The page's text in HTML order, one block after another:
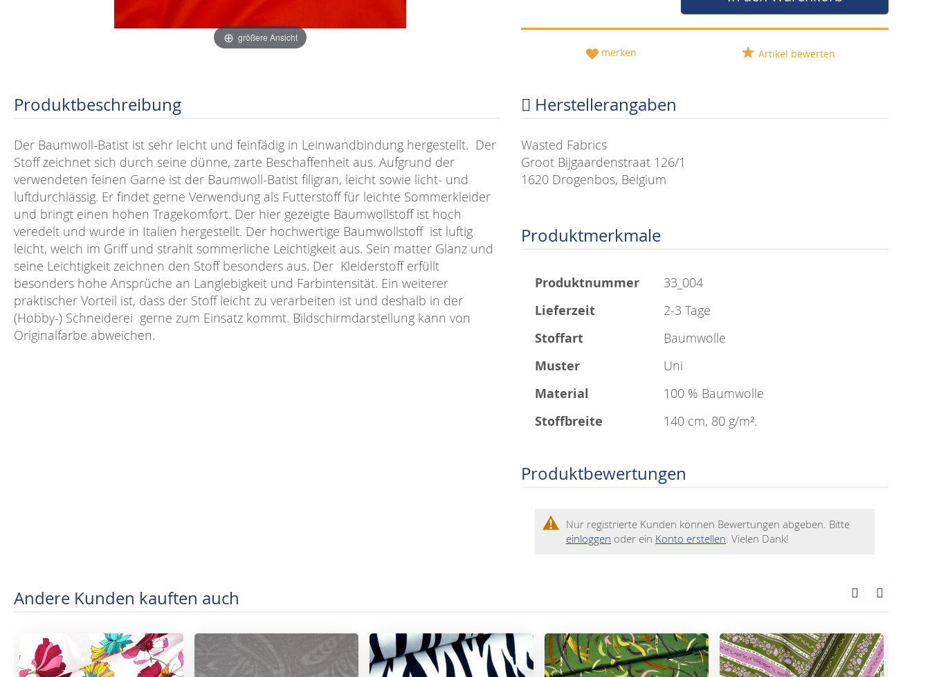
größere Ansicht
merken Artikel bewerten
Produktbeschreibung
Der Baumwoll-Batist ist sehr leicht und feinfädig in Leinwandbindung hergestellt. Der
Stoff zeichnet sich durch seine dünne, zarte Beschaffenheit aus. Aufgrund der
verwendeten feinen Garne ist der Baumwoll-Batist filigran, leicht sowie licht- und
luftdurchlässig. Er findet gerne Verwendung als Futterstoff für leichte Sommerkleider
und bringt einen hohen Tragekomfort. Der hier gezeigte Baumwollstoff ist hoch
veredelt und wurde in Italien hergestellt. Der hochwertige Baumwollstoff ist luftig
leicht, weich im Griff und strahlt sommerliche Leichtigkeit aus. Sein matter Glanz und
seine Leichtigkeit zeichnen den Stoff besonders aus. Der Kleiderstoff erfüllt
besonders hohe Ansprüche an Langlebigkeit und Farbintensität. Ein weiterer
praktischer Vorteil ist, dass der Stoff leicht zu verarbeiten ist und deshalb in der
(Hobby-) Schneiderei gerne zum Einsatz kommt. Bildschirmdarstellung kann von
Originalfarbe abweichen.
Herstellerangaben
Wasted Fabrics
Groot Bijgaardenstraat 126/1
1620 Drogenbos, Belgium
Produktmerkmale
Mehr
Produktnummer 33_004
Lieferzeit 2-3 Tage
Stoffart Baumwolle
Muster Uni
Material 100 % Baumwolle
Stoffbreite 140 cm, 80 g/m².
Produktbewertungen
Nur registrierte Kunden können Bewertungen abgeben. Bitte
einloggen oder ein Konto erstellen. Vielen Dank!
Andere Kunden kauften auch